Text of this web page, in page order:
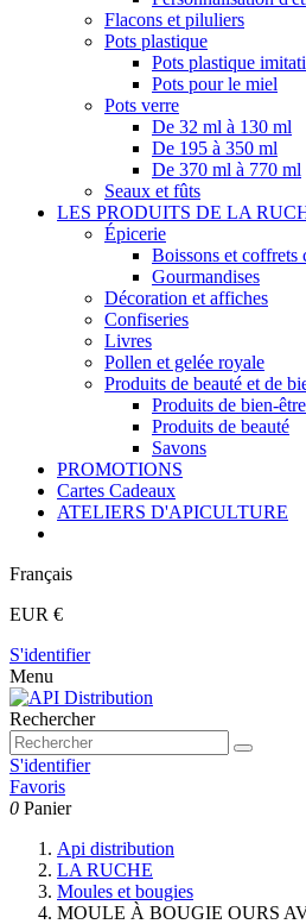
Flacons et piluliers
Pots plastique
Pots plastique
Pots pour le miel
Pots verre
De 32 ml à 130 ml
De 195 à 350 ml
De 370 ml à 770 ml
Seaux et fûts
LES PRODUITS DE LA
Épicerie
Boissons et coffrets
Gourmandises
Décoration et affiches
Confiseries
Livres
Pollen et gelée royale
Produits de beauté et de
Produits de bien-
Produits de beauté
Savons
PROMOTIONS
Cartes Cadeaux
ATELIERS D'APICULTURE
Français
EUR €
S'identifier
Menu
Rechercher
S'identifier
Favoris
0 Panier
Api distribution
LA RUCHE
Moules et bougies
MOULE À BOUGIE OURS